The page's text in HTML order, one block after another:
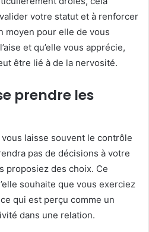
votre statut et à renforcer
moyen pour elle de vous
et qu’elle vous apprécie,
être lié à de la nervosité.
prendre les
laisse souvent le contrôle
pas de décisions à votre
proposiez des choix. Ce
souhaite que vous exerciez
qui est perçu comme un
dans une relation.